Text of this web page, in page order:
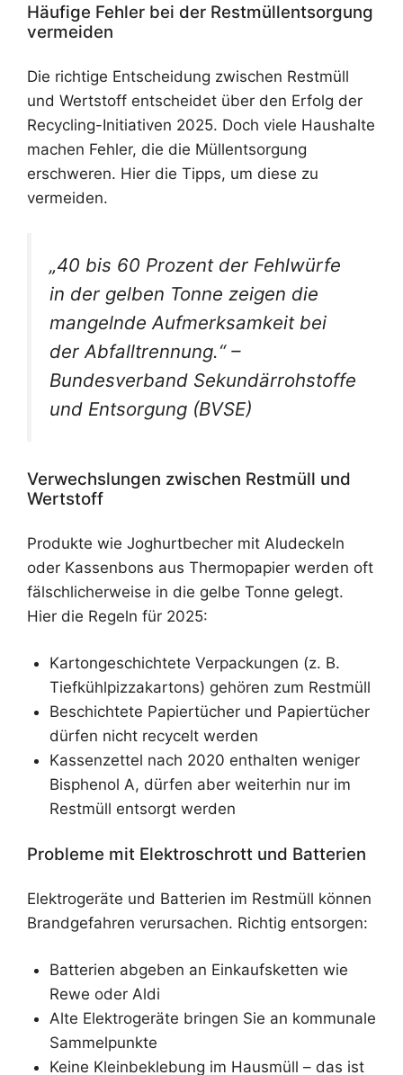
Häufige Fehler bei der Restmüllentsorgung
vermeiden
Die richtige Entscheidung zwischen Restmüll
und Wertstoff entscheidet über den Erfolg der
Recycling-Initiativen 2025. Doch viele Haushalte
machen Fehler, die die Müllentsorgung
erschweren. Hier die Tipps, um diese zu
vermeiden.
„40 bis 60 Prozent der Fehlwürfe
in der gelben Tonne zeigen die
mangelnde Aufmerksamkeit bei
der Abfalltrennung.“ –
Bundesverband Sekundärrohstoffe
und Entsorgung (BVSE)
Verwechslungen zwischen Restmüll und
Wertstoff
Produkte wie Joghurtbecher mit Aludeckeln
oder Kassenbons aus Thermopapier werden oft
fälschlicherweise in die gelbe Tonne gelegt.
Hier die Regeln für 2025:
Kartongeschichtete Verpackungen (z. B.
Tiefkühlpizzakartons) gehören zum Restmüll
Beschichtete Papiertücher und Papiertücher
dürfen nicht recycelt werden
Kassenzettel nach 2020 enthalten weniger
Bisphenol A, dürfen aber weiterhin nur im
Restmüll entsorgt werden
Probleme mit Elektroschrott und Batterien
Elektrogeräte und Batterien im Restmüll können
Brandgefahren verursachen. Richtig entsorgen:
Batterien abgeben an Einkaufsketten wie
Rewe oder Aldi
Alte Elektrogeräte bringen Sie an kommunale
Sammelpunkte
Keine Kleinbeklebung im Hausmüll – das ist